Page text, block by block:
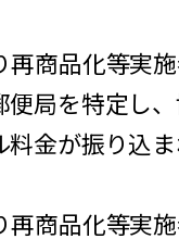
商品化等実
局を特定し
金が振り込
商品化等実